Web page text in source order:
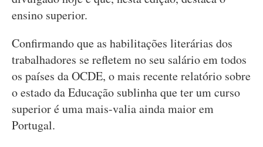
ensino superior.
Confirmando que as habilitações literárias dos
trabalhadores se refletem no seu salário em todos
os países da OCDE, o mais recente relatório sobre
o estado da Educação sublinha que ter um curso
superior é uma mais-valia ainda maior em
Portugal.